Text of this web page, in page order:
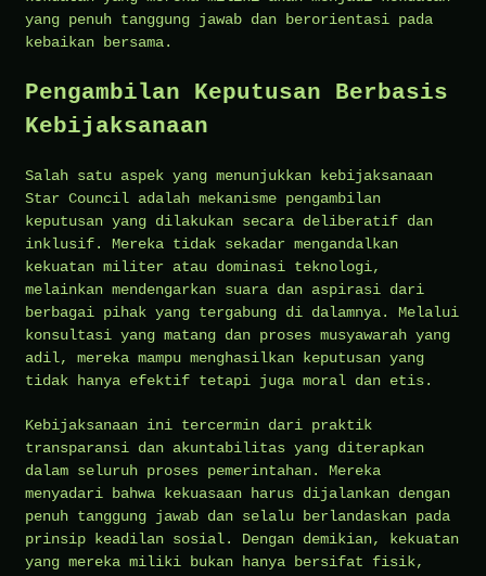
yang penuh tanggung jawab dan berorientasi pada
kebaikan bersama.
Pengambilan Keputusan Berbasis
Kebijaksanaan
Salah satu aspek yang menunjukkan kebijaksanaan
Star Council adalah mekanisme pengambilan
keputusan yang dilakukan secara deliberatif dan
inklusif. Mereka tidak sekadar mengandalkan
kekuatan militer atau dominasi teknologi,
melainkan mendengarkan suara dan aspirasi dari
berbagai pihak yang tergabung di dalamnya. Melalui
konsultasi yang matang dan proses musyawarah yang
adil, mereka mampu menghasilkan keputusan yang
tidak hanya efektif tetapi juga moral dan etis.
Kebijaksanaan ini tercermin dari praktik
transparansi dan akuntabilitas yang diterapkan
dalam seluruh proses pemerintahan. Mereka
menyadari bahwa kekuasaan harus dijalankan dengan
penuh tanggung jawab dan selalu berlandaskan pada
prinsip keadilan sosial. Dengan demikian, kekuatan
yang mereka miliki bukan hanya bersifat fisik,